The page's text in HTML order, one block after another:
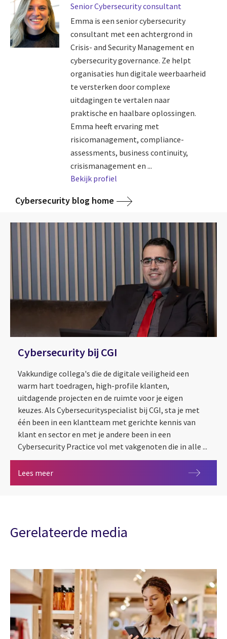
Senior Cybersecurity consultant
Emma is een senior cybersecurity
consultant met een achtergrond in
Crisis- and Security Management en
cybersecurity governance. Ze helpt
organisaties hun digitale weerbaarheid
te versterken door complexe
uitdagingen te vertalen naar
praktische en haalbare oplossingen.
Emma heeft ervaring met
risicomanagement, compliance-
assessments, business continuity,
crisismanagement en ...
Bekijk profiel
Cybersecurity blog home
Cybersecurity bij CGI
Vakkundige collega's die de digitale veiligheid een
warm hart toedragen, high-profile klanten,
uitdagende projecten en de ruimte voor je eigen
keuzes. Als Cybersecurityspecialist bij CGI, sta je met
één been in een klantteam met gerichte kennis van
klant en sector en met je andere been in een
Cybersecurity Practice vol met vakgenoten die in alle ...
Lees meerCybersecurity bij CGI
Gerelateerde media